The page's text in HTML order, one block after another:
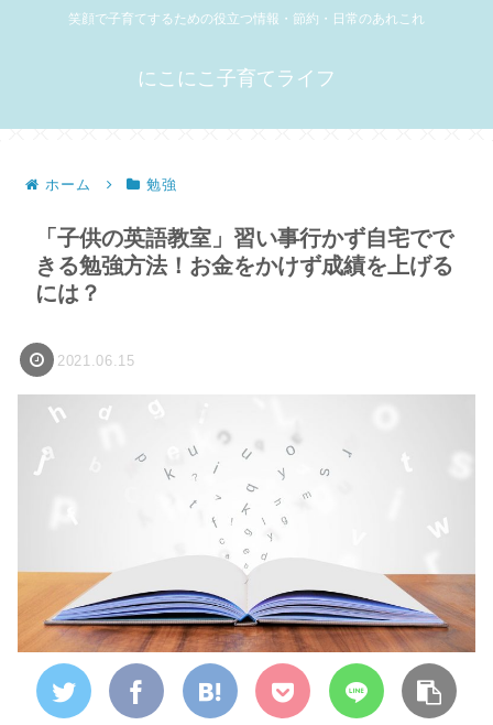
笑顔で子育てするための役立つ情報・節約・日常のあれこれ
にこにこ子育てライフ
ホーム 勉強
「子供の英語教室」習い事行かず自宅でで
きる勉強方法！お金をかけず成績を上げる
には？
2021.06.15